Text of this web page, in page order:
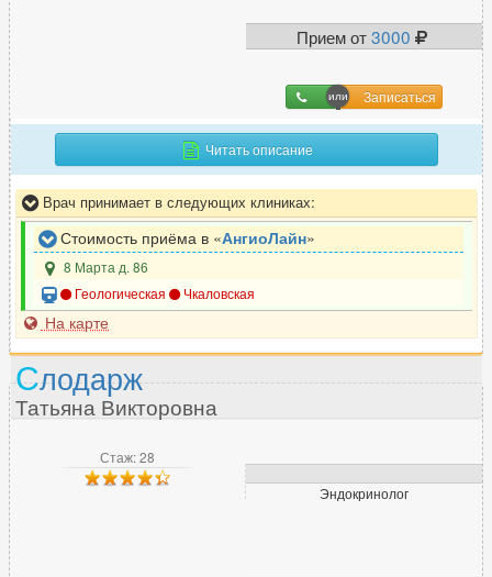
Прием от3000
Записаться
Читать описание
Врач принимает в следующих клиниках:
Стоимость приёма в «АнгиоЛайн»
8 Марта д. 86
Геологическая
Чкаловская
На карте
Стаж: 28
Эндокринолог
Слодарж
Татьяна Викторовна